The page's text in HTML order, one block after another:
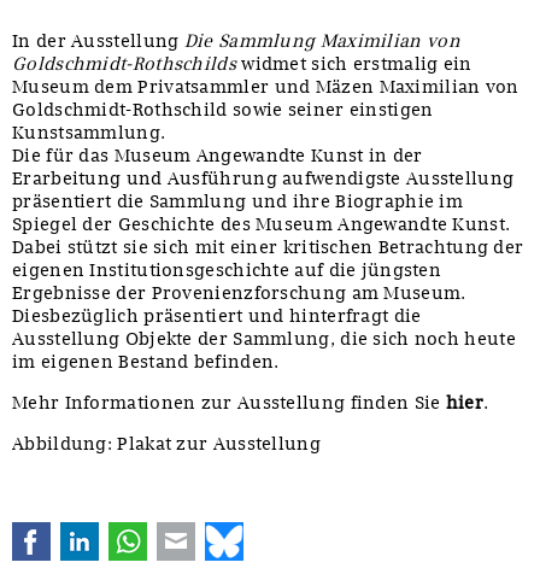
In der Ausstellung Die Sammlung Maximilian von
Goldschmidt-Rothschildswidmet sich erstmalig ein
Museum dem Privatsammler und Mäzen Maximilian von
Goldschmidt-Rothschild sowie seiner einstigen
Kunstsammlung.
Die für das Museum Angewandte Kunst in der
Erarbeitung und Ausführung aufwendigste Ausstellung
präsentiert die Sammlung und ihre Biographie im
Spiegel der Geschichte des Museum Angewandte Kunst.
Dabei stützt sie sich mit einer kritischen Betrachtung der
eigenen Institutionsgeschichte auf die jüngsten
Ergebnisse der Provenienzforschung am Museum.
Diesbezüglich präsentiert und hinterfragt die
Ausstellung Objekte der Sammlung, die sich noch heute
im eigenen Bestand befinden.
Mehr Informationen zur Ausstellung finden Sie hier.
Abbildung: Plakat zur Ausstellung
FacebookLinkedInWhatsApp
E-mail